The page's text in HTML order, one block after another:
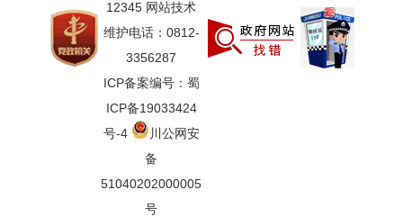
12345 网站技术
维护电话：0812-
3356287
ICP备案编号：蜀
ICP备19033424
号-4
川公网安
备
51040202000005
号